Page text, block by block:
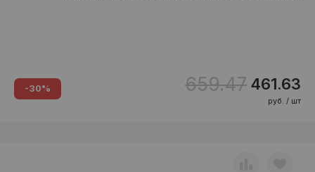
-30% 659.47 461.63
руб. / шт